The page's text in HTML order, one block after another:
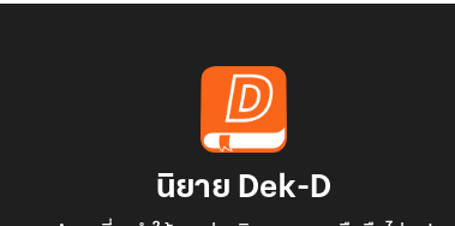
นิยาย Dek-D